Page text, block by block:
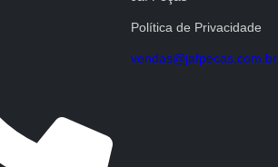
Política de Privacidade
vendas@jafpecas.com.br